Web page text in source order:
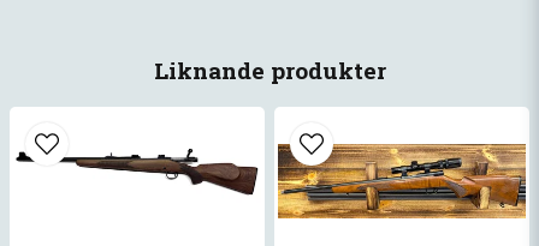
Liknande produkter
emailMejladress